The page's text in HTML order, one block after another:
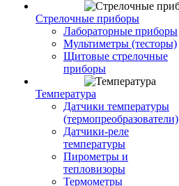
Стрелочные приборы
Лабораторные приборы
Мультиметры (тесторы)
Щитовые стрелочные
приборы
Температура
Датчики температуры
(термопреобразователи)
Датчики-реле
температуры
Пирометры и
тепловизоры
Термометры